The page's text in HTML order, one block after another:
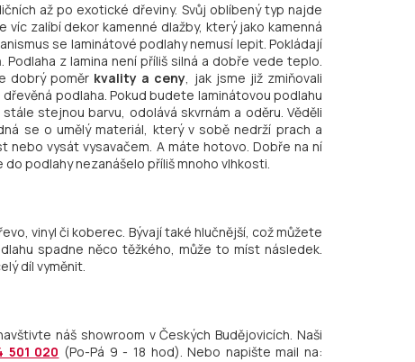
až po exotické dřeviny. Svůj oblíbený typ najde
zalíbí dekor kamenné dlažby, který jako kamenná
se laminátové podlahy nemusí lepit. Pokládají
. Podlaha z lamina není příliš silná a dobře vede teplo.
dobrý poměr kvality a ceny, jak jsme již zmiňovali
podlaha. Pokud budete laminátovou podlahu
stejnou barvu, odolává skvrnám a oděru. Věděli
se o umělý materiál, který v sobě nedrží prach a
nebo vysát vysavačem. A máte hotovo. Dobře na ní
podlahy nezanášelo příliš mnoho vlhkosti.
vinyl či koberec. Bývají také hlučnější, což můžete
spadne něco těžkého, může to míst následek.
díl vyměnit.
náš showroom v Českých Budějovicích. Naši
501 020 (Po-Pá 9 - 18 hod). Nebo napište mail na: